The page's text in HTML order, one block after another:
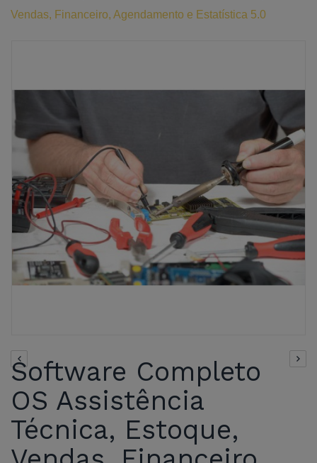
Vendas, Financeiro, Agendamento e Estatística 5.0
Software Completo
OS Assistência
Técnica, Estoque,